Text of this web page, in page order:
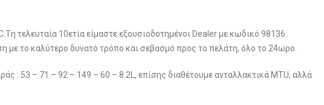
τελευταία 10ετία είμαστε εξουσιοδοτημένοι Dealer με κωδικό 98136.
με το καλύτερο δυνατό τρόπο και σεβασμό προς το πελάτη, όλο το 24ωρο.
: 53 – 71 – 92 – 149 – 60 – 8.2L, επίσης διαθέτουμε ανταλλακτικά MTU, αλλά